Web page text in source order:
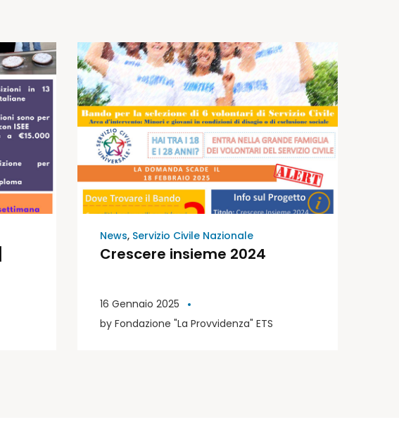
News, Servizio Civile Nazionale
Crescere insieme 2024
16 Gennaio 2025
by Fondazione "La Provvidenza" ETS